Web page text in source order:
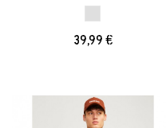
39,99 €